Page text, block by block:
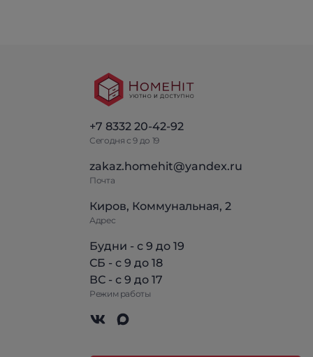
+7 8332 20-42-92
Сегодня с 9 до 19
zakaz.homehit@yandex.ru
Почта
Киров, Коммунальная, 2
Адрес
Будни - с 9 до 19
СБ - с 9 до 18
ВС - с 9 до 17
Режим работы